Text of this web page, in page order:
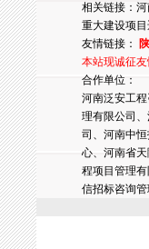
相关链接：
重大建设项目
友情链接：
本站现诚征
合作单位：
河南泛安工
理有限公司
司、河南中
心、河南省
程项目管理
信招标咨询